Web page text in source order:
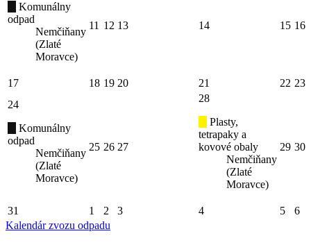
Komunálny
odpad
Nemčiňany
(Zlaté
Moravce)
11 12 13 14 15 16
17 18 19 20 21 22 23
24
Komunálny
odpad
Nemčiňany
(Zlaté
Moravce)
25 26 27
28
Plasty,
tetrapaky a
kovové obaly
Nemčiňany
(Zlaté
Moravce)
29 30
31 1 2 3 4 5
6
Kalendár zvozu odpadu